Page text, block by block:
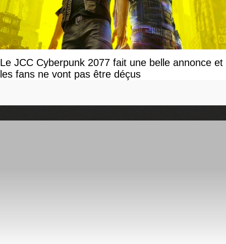
Le JCC Cyberpunk 2077 fait une belle annonce et
les fans ne vont pas être déçus